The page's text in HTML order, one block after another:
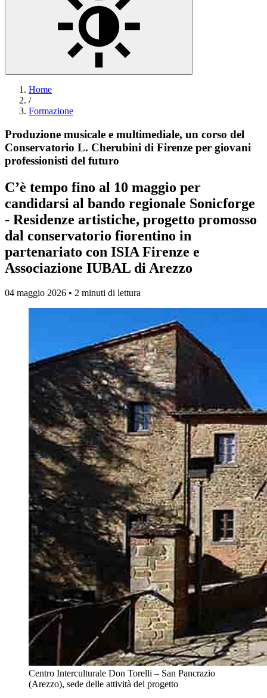
Home
/
Formazione
Produzione musicale e multimediale, un corso del
Conservatorio L. Cherubini di Firenze per giovani
professionisti del futuro
C’è tempo fino al 10 maggio per
candidarsi al bando regionale Sonicforge
- Residenze artistiche, progetto promosso
dal conservatorio fiorentino in
partenariato con ISIA Firenze e
Associazione IUBAL di Arezzo
04 maggio 2026 • 2 minuti di lettura
Centro Interculturale Don Torelli – San Pancrazio
(Arezzo), sede delle attività del progetto